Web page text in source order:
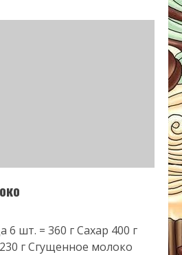
шт. = 360 г Сахар 400 г
г Сгущенное молоко